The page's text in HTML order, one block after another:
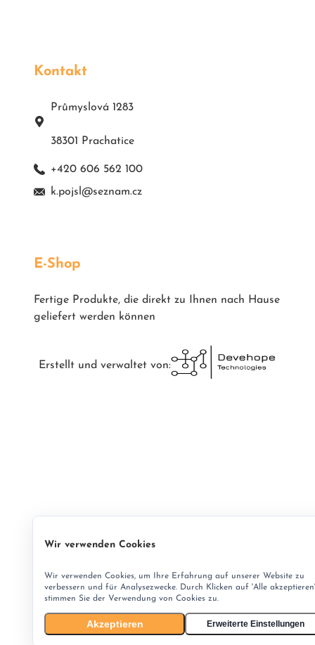
Kontakt
Průmyslová 1283
38301 Prachatice
+420 606 562 100
k.pojsl@seznam.cz
E-Shop
Fertige Produkte, die direkt zu Ihnen nach Hause
geliefert werden können
Erstellt und verwaltet von:
Wir verwenden Cookies
Wir verwenden Cookies, um Ihre Erfahrung auf unserer Website zu
verbessern und für Analysezwecke. Durch Klicken auf 'Alle akzeptieren'
stimmen Sie der Verwendung von Cookies zu.
Akzeptieren Erweiterte Einstellungen